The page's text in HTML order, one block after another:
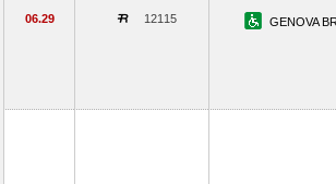
06.29 12115 GENOVA